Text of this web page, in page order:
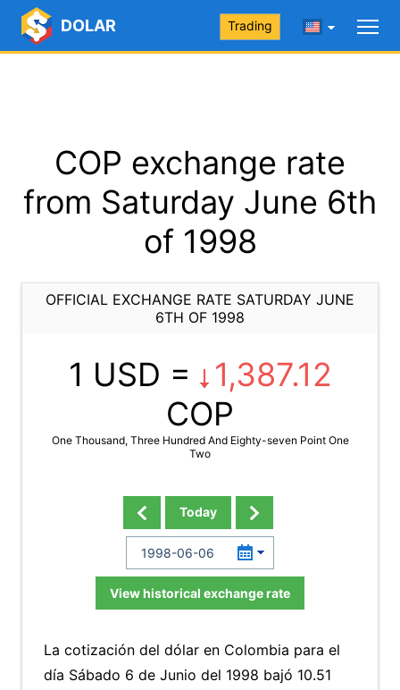
DOLAR Trading
COP exchange rate
from Saturday June 6th
of 1998
OFFICIAL EXCHANGE RATE SATURDAY JUNE
6TH OF 1998
1 USD =
1,387.12
COP
One Thousand, Three Hundred And Eighty-seven Point One
Two
Today
View historical exchange rate
La cotización del dólar en Colombia para el
día Sábado 6 de Junio del 1998 bajó 10.51